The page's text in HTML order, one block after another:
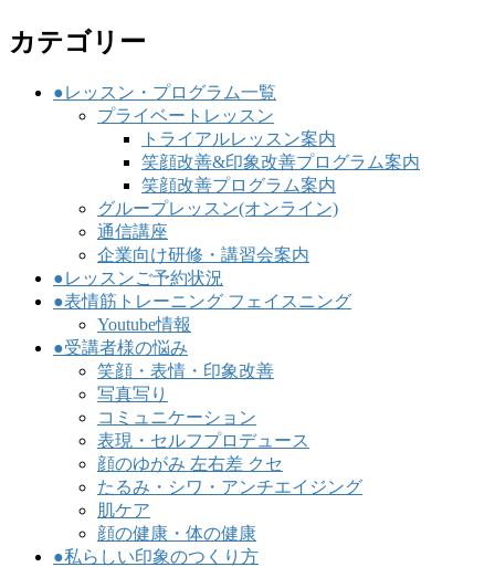
カテゴリー
●レッスン・プログラム一覧
プライベートレッスン
トライアルレッスン案内
笑顔改善&印象改善プログラム案内
笑顔改善プログラム案内
グループレッスン(オンライン)
通信講座
企業向け研修・講習会案内
●レッスンご予約状況
●表情筋トレーニング フェイスニング
Youtube情報
●受講者様の悩み
笑顔・表情・印象改善
写真写り
コミュニケーション
表現・セルフプロデュース
顔のゆがみ 左右差 クセ
たるみ・シワ・アンチエイジング
肌ケア
顔の健康・体の健康
●私らしい印象のつくり方